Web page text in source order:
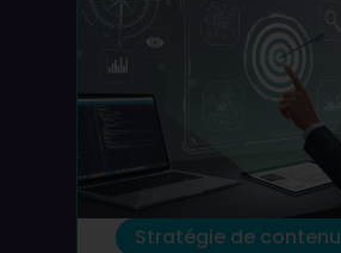
Stratégie de contenu